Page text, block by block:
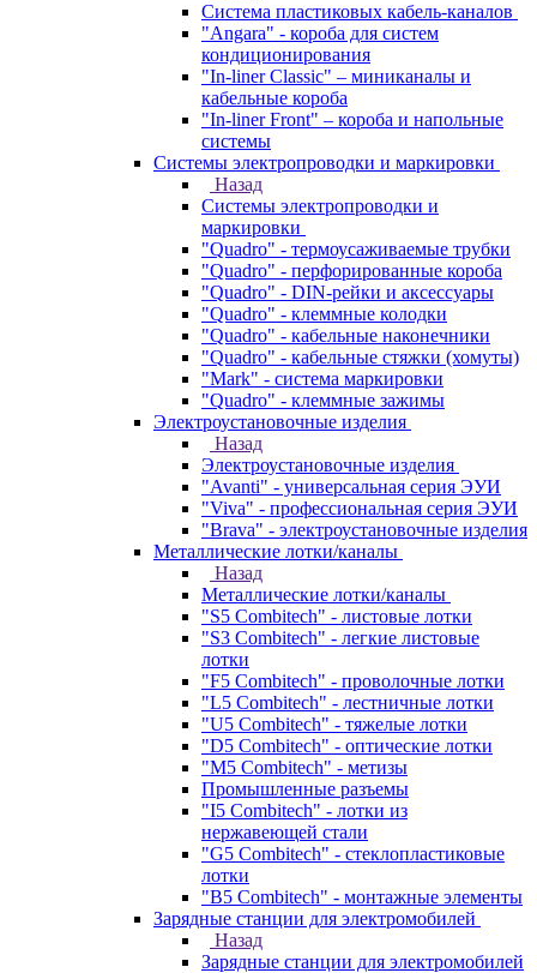
Система пластиковых кабель-каналов
"Angara" - короба для систем
кондиционирования
"In-liner Classic" – миниканалы и
кабельные короба
"In-liner Front" – короба и напольные
системы
Системы электропроводки и маркировки
Назад
Системы электропроводки и
маркировки
"Quadro" - термоусаживаемые трубки
"Quadro" - перфорированные короба
"Quadro" - DIN-рейки и аксессуары
"Quadro" - клеммные колодки
"Quadro" - кабельные наконечники
"Quadro" - кабельные стяжки (хомуты)
"Mark" - система маркировки
"Quadro" - клеммные зажимы
Электроустановочные изделия
Назад
Электроустановочные изделия
"Avanti" - универсальная серия ЭУИ
"Viva" - профессиональная серия ЭУИ
"Brava" - электроустановочные изделия
Металлические лотки/каналы
Назад
Металлические лотки/каналы
"S5 Combitech" - листовые лотки
"S3 Combitech" - легкие листовые
лотки
"F5 Combitech" - проволочные лотки
"L5 Combitech" - лестничные лотки
"U5 Combitech" - тяжелые лотки
"D5 Combitech" - оптические лотки
"M5 Combitech" - метизы
Промышленные разъемы
"I5 Combitech" - лотки из
нержавеющей стали
"G5 Combitech" - стеклопластиковые
лотки
"B5 Combitech" - монтажные элементы
Зарядные станции для электромобилей
Назад
Зарядные станции для электромобилей